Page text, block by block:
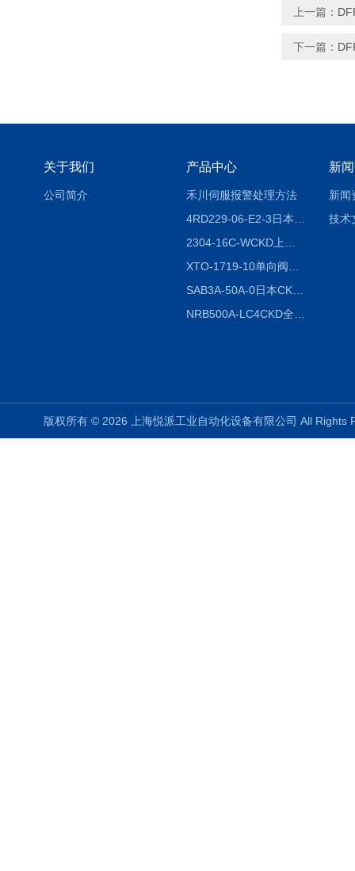
上一篇：
下一篇：
关于我们
公司简介
产品中心
禾川伺服报警处理方法
SAB3A-50A-0日本CKD全国授权代理
新
新闻
技术
版权所有 © 2026 上海悦派工业自动化设备有限公司 All